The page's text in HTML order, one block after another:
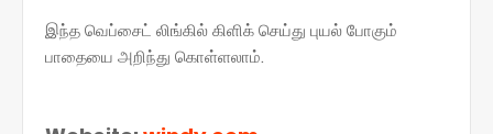
இந்த வெப்சைட் லிங்கில் கிளிக் செய்து புயல் போகும்
பாதையை அறிந்து கொள்ளலாம்.